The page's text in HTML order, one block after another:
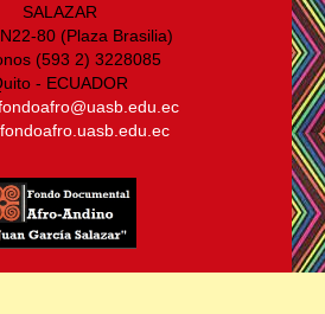
SALAZAR
80 (Plaza Brasilia)
(593 2) 3228085
- ECUADOR